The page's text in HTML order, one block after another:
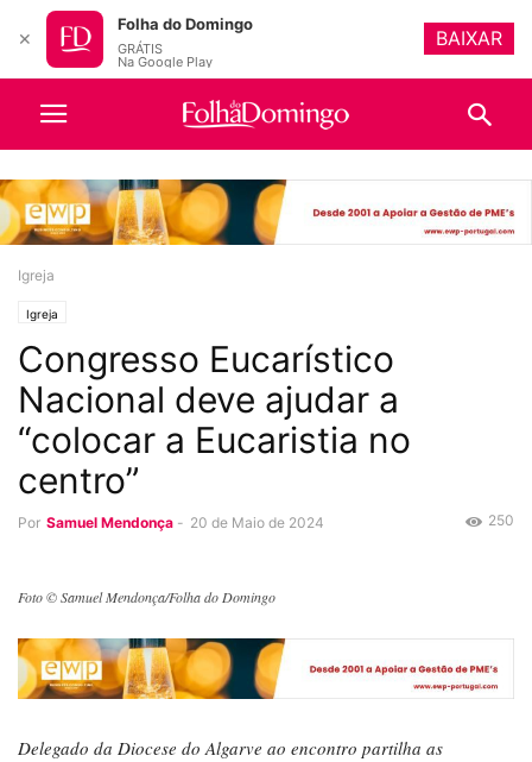
Igreja
Igreja
Congresso Eucarístico
Nacional deve ajudar a
“colocar a Eucaristia no
centro”
Por Samuel Mendonça - 20 de Maio de 2024 250
Foto © Samuel Mendonça/Folha do Domingo
Delegado da Diocese do Algarve ao encontro partilha as
✕
Folha do Domingo
GRÁTIS
Na Google Play
BAIXAR